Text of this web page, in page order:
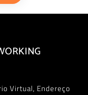
Virtual, Endereço